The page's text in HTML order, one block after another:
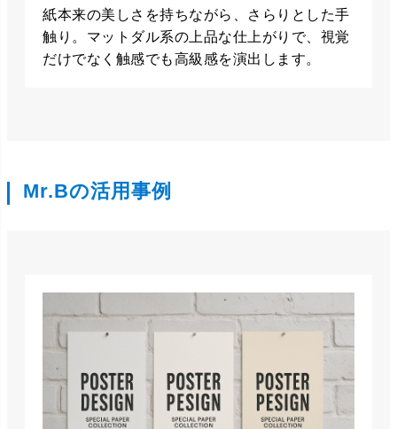
紙本来の美しさを持ちながら、さらりとした手
触り。マットダル系の上品な仕上がりで、視覚
だけでなく触感でも高級感を演出します。
Mr.Bの活用事例